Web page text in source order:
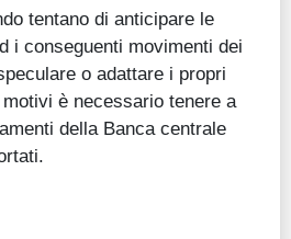
tentano di anticipare le
i conseguenti movimenti dei
o adattare i propri
è necessario tenere a
della Banca centrale